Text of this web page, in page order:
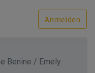
Anmelden
Benine / Emely